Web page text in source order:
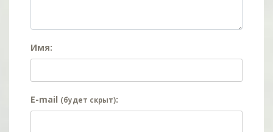
Имя:
E-mail (будет скрыт):